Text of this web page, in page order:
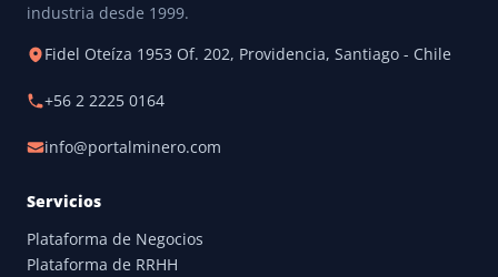
industria desde 1999.
Fidel Oteíza 1953 Of. 202, Providencia, Santiago - Chile
+56 2 2225 0164
info@portalminero.com
Servicios
Plataforma de Negocios
Plataforma de RRHH